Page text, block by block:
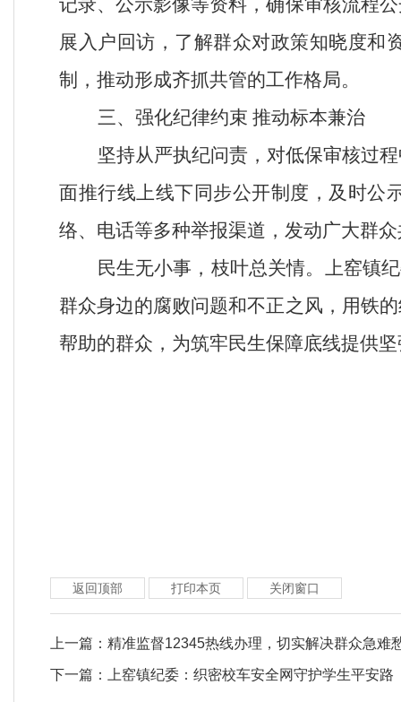
记录、公示影像等资料，确保审核流程
展入户回访，了解群众对政策知晓度和
制，推动形成齐抓共管的工作格局。
三、强化纪律约束 推动标本兼治
坚持从严执纪问责，对低保审核过
面推行线上线下同步公开制度，及时公
络、电话等多种举报渠道，发动广大群
民生无小事，枝叶总关情。上窑镇
群众身边的腐败问题和不正之风，用铁
帮助的群众，为筑牢民生保障底线提供
返回顶部 打印本页 关闭窗口
上一篇： 精准监督12345热线办理，切实解决群众急难
下一篇： 上窑镇纪委：织密校车安全网守护学生平安路